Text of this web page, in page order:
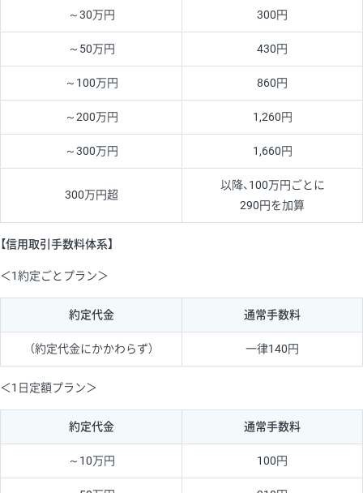
～30万円 300円
～50万円 430円
～100万円 860円
～200万円 1,260円
～300万円 1,660円
300万円超
以降、100万円ごとに
290円を加算
【信用取引手数料体系】
＜1約定ごとプラン＞
約定代金 通常手数料
（約定代金にかかわらず） 一律140円
＜1日定額プラン＞
約定代金 通常手数料
～10万円 100円